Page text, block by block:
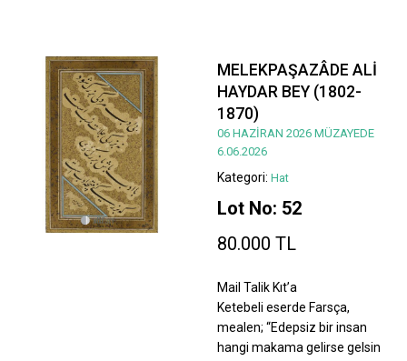
MELEKPAŞAZÂDE ALİ
HAYDAR BEY (1802-
1870)
06 HAZİRAN 2026 MÜZAYEDE
6.06.2026
Kategori: Hat
Lot No: 52
80.000 TL
Mail Talik Kıt’a
Ketebeli eserde Farsça,
mealen; “Edepsiz bir insan
hangi makama gelirse gelsin